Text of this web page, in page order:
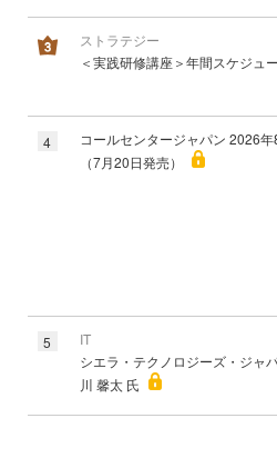
ストラテジー
＜実践研修講座＞年間スケジュ
4
コールセンタージャパン 2026
（7月20日発売）
5
IT
シエラ・テクノロジーズ・ジャ
川 馨太 氏